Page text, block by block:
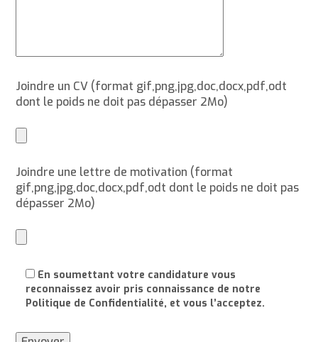
Joindre un CV (format gif,png,jpg,doc,docx,pdf,odt
dont le poids ne doit pas dépasser 2Mo)
Joindre une lettre de motivation (format
gif,png,jpg,doc,docx,pdf,odt dont le poids ne doit pas
dépasser 2Mo)
En soumettant votre candidature vous
reconnaissez avoir pris connaissance de notre
Politique de Confidentialité, et vous l’acceptez.